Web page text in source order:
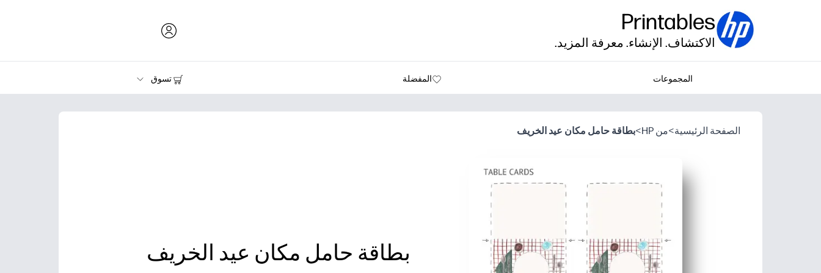
Printables
الاكتشاف. الإنشاء. معرفة المزيد.
المجموعات المفضلة
تسوق
الطابعات
الصفحة الرئيسية>من HP >بطاقة حامل مكان عيد الخريف
بطاقة حامل مكان عيد الخريف